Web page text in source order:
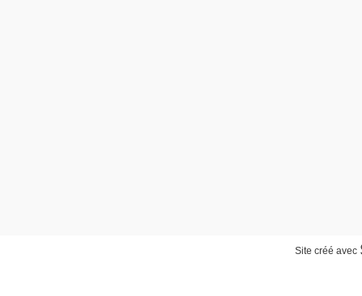
Site créé avec